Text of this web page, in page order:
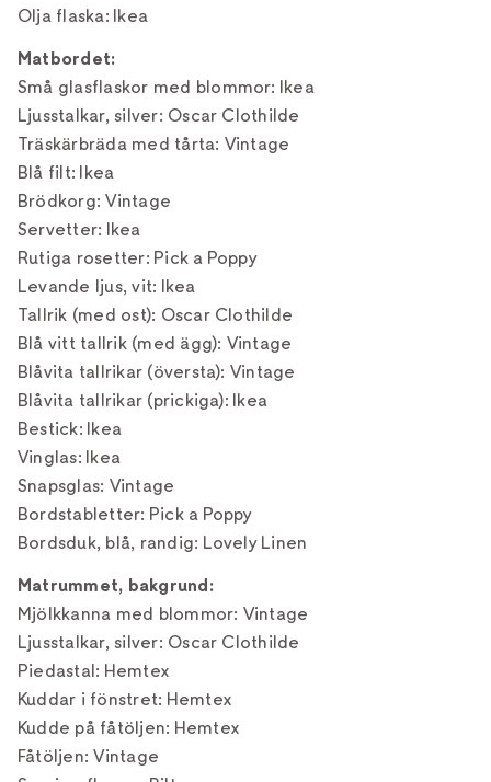
Olja flaska: Ikea
Matbordet:
Små glasflaskor med blommor: Ikea
Ljusstalkar, silver: Oscar Clothilde
Träskärbräda med tårta: Vintage
Blå filt: Ikea
Brödkorg: Vintage
Servetter: Ikea
Rutiga rosetter: Pick a Poppy
Levande ljus, vit: Ikea
Tallrik (med ost): Oscar Clothilde
Blå vitt tallrik (med ägg): Vintage
Blåvita tallrikar (översta): Vintage
Blåvita tallrikar (prickiga): Ikea
Bestick: Ikea
Vinglas: Ikea
Snapsglas: Vintage
Bordstabletter: Pick a Poppy
Bordsduk, blå, randig: Lovely Linen
Matrummet, bakgrund:
Mjölkkanna med blommor: Vintage
Ljusstalkar, silver: Oscar Clothilde
Piedastal: Hemtex
Kuddar i fönstret: Hemtex
Kudde på fåtöljen: Hemtex
Fåtöljen: Vintage